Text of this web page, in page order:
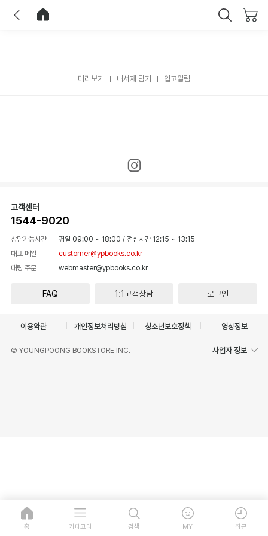
미리보기 내서재 담기 입고알림
고객센터
1544-9020
상담가능시간 평일 09:00 ~ 18:00 / 점심시간 12:15 ~ 13:15
대표 메일
customer@ypbooks.co.kr
대량 주문
webmaster@ypbooks.co.kr
FAQ 1:1고객상담 로그인
이용약관 개인정보처리방침 청소년보호정책 영상정보
© YOUNGPOONG BOOKSTORE INC. 사업자 정보
홈 카테고리 검색 MY 최근